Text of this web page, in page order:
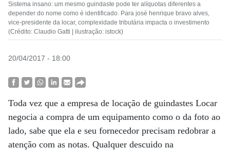
Sistema insano: um mesmo guindaste pode ter alíquotas diferentes a
depender do nome como é identificado. Para josé henrique bravo alves,
vice-presidente da locar, complexidade tributária impacta o investimento
(Crédito: Claudio Gatti | ilustração: istock)
20/04/2017 - 18:00
Toda vez que a empresa de locação de guindastes Locar
negocia a compra de um equipamento como o da foto ao
lado, sabe que ela e seu fornecedor precisam redobrar a
atenção com as notas. Qualquer descuido na